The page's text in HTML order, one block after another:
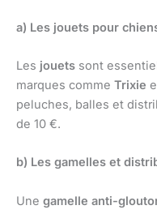
a) Les jouets pour
Les jouets sont
marques comme Trixie
peluches, balles et
de 10 €.
b) Les gamelles et
Une gamelle anti-